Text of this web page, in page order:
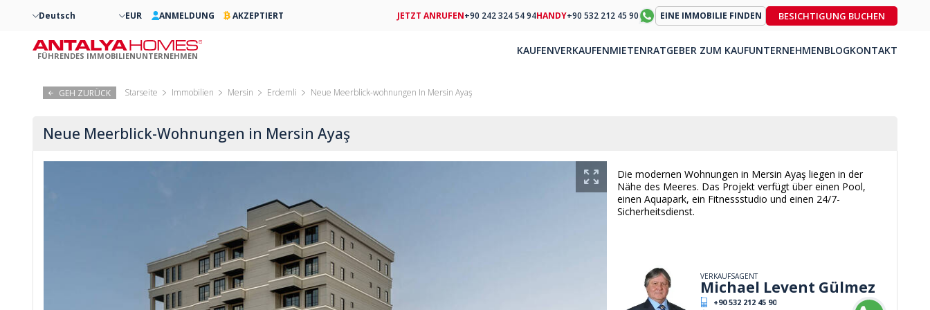
GEH ZURÜCK Starseite Immobilien Mersin Erdemli Neue Meerblick-wohnungen In Mersin Ayaş
Neue Meerblick-Wohnungen in Mersin Ayaş
Die modernen Wohnungen in Mersin Ayaş liegen in der
Nähe des Meeres. Das Projekt verfügt über einen Pool,
einen Aquapark, ein Fitnessstudio und einen 24/7-
Sicherheitsdienst.
VERKAUFSAGENT
Michael Levent Gülmez
+90 532 212 45 90
Deutsch EUR ANMELDUNG AKZEPTIERT
FÜHRENDES IMMOBILIENUNTERNEHMEN
JETZT ANRUFEN+90 242 324 54 94HANDY+90 532 212 45 90 EINE IMMOBILIE FINDEN BESICHTIGUNG BUCHEN
KAUFENVERKAUFENMIETENRATGEBER ZUM KAUFUNTERNEHMENBLOGKONTAKT